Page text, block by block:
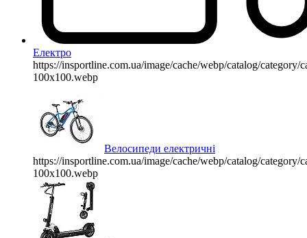
Електро
https://insportline.com.ua/image/cache/webp/catalog/category/
100x100.webp
Велосипеди електричні
https://insportline.com.ua/image/cache/webp/catalog/category/
100x100.webp